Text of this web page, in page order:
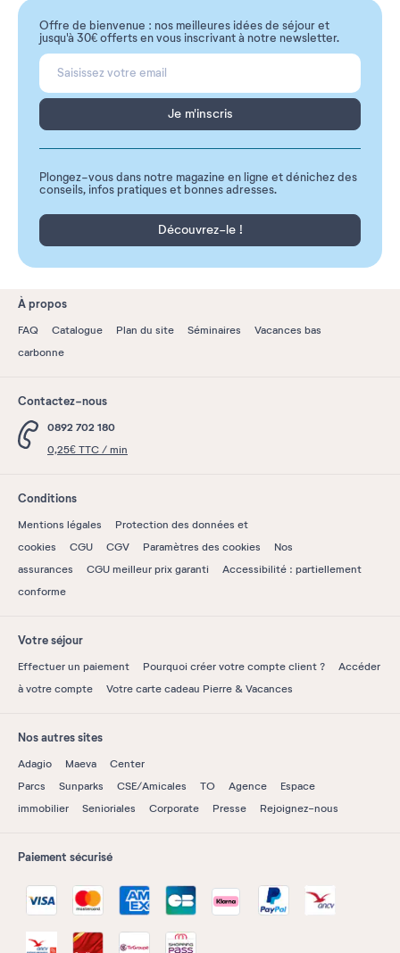
Offre de bienvenue : nos meilleures idées de séjour et
jusqu'à 30€ offerts en vous inscrivant à notre newsletter.
Je m'inscris
Plongez-vous dans notre magazine en ligne et dénichez des
conseils, infos pratiques et bonnes adresses.
Découvrez-le !
À propos
FAQ Catalogue Plan du site Séminaires
Vacances bas
carbonne
Contactez-nous
0892 702 180
0,25€ TTC / min
Conditions
Mentions légales
Protection des données et
cookies
CGU CGV Paramètres des cookies
Nos
assurances
CGU meilleur prix garanti
Accessibilité : partiellement
conforme
Votre séjour
Effectuer un paiement Pourquoi créer votre compte client ?
Accéder
à votre compte
Votre carte cadeau Pierre & Vacances
Nos autres sites
Adagio Maeva
Center
Parcs
Sunparks CSE/Amicales TO Agence
Espace
immobilier
Senioriales Corporate Presse Rejoignez-nous
Paiement sécurisé